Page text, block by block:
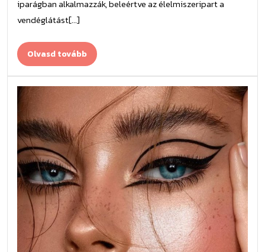
iparágban alkalmazzák, beleértve az élelmiszeripart a
vendéglátást[...]
Olvasd továbbOlvasd
tovább